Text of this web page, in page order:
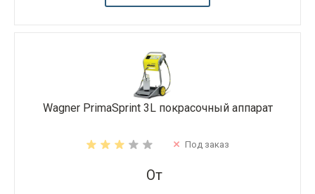
Wagner PrimaSprint 3L покрасочный аппарат
Под заказ
От